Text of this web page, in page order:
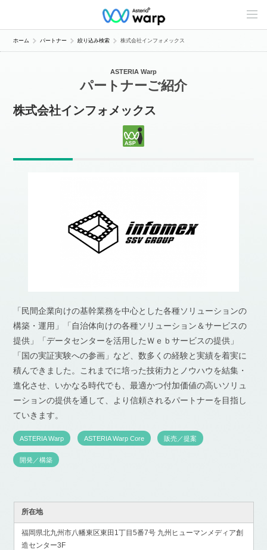
C
n
e
ホーム パートナー 絞り込み検索 株式会社インフォメックス
ASTERIA Warp
パートナーご紹介
株式会社インフォメックス
「民間企業向けの基幹業務を中心とした各種ソリューションの
構築・運用」「自治体向けの各種ソリューション＆サービスの
提供」「データセンターを活用したＷｅｂサービスの提供」
「国の実証実験への参画」など、数多くの経験と実績を着実に
積んできました。これまでに培った技術力とノウハウを結集・
進化させ、いかなる時代でも、最適かつ付加価値の高いソリュ
ーションの提供を通して、より信頼されるパートナーを目指し
ていきます。
ASTERIA Warp ASTERIA Warp Core 販売／提案
開発／構築
所在地
福岡県北九州市八幡東区東田1丁目5番7号 九州ヒューマンメディア創
造センター3F